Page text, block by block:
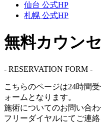
仙台 公式HP
札幌 公式HP
無料カウン
- RESERVATION FORM -
こちらのページは24時間
ォームとなります。
施術についてのお問い合
フリーダイヤルにてご連